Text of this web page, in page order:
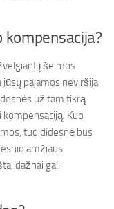
kompensacija?
į šeimos
jūsų pajamos neviršija
už tam tikrą
Kuo
tuo didesnė bus
amžiaus
dažnai gali